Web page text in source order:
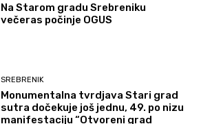
Na Starom gradu Srebreniku
večeras počinje OGUS
SREBRENIK
Monumentalna tvrdjava Stari grad
sutra dočekuje još jednu, 49. po nizu
manifestaciju “Otvoreni grad